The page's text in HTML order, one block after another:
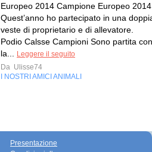
Europeo 2014 Campione Europeo 2014
Quest’anno ho partecipato in una
veste di proprietario e di allevatore.
Podio Calsse Campioni Sono partita con
la...
Leggere il seguito
Da Ulisse74
I NOSTRI AMICI ANIMALI
Presentazione